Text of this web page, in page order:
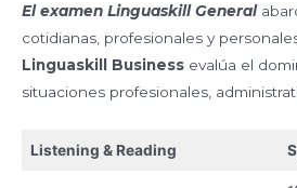
El examen Linguaskill General
cotidianas, profesionales y
Linguaskill Business evalúa el
situaciones profesionales,
Listening & Reading